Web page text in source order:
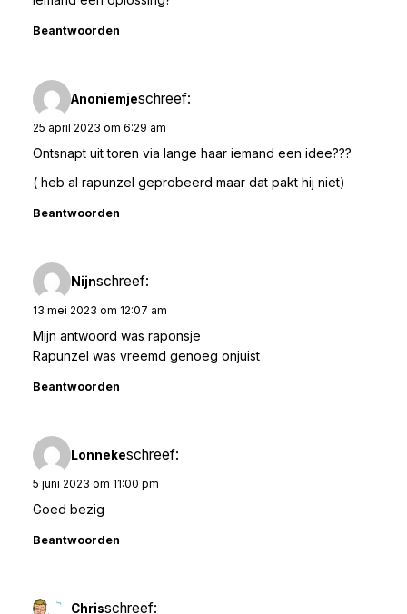
Beantwoorden
Anoniemjeschreef:
25 april 2023 om 6:29 am
Ontsnapt uit toren via lange haar iemand een idee???
( heb al rapunzel geprobeerd maar dat pakt hij niet)
Beantwoorden
Nijnschreef:
13 mei 2023 om 12:07 am
Mijn antwoord was raponsje
Rapunzel was vreemd genoeg onjuist
Beantwoorden
Lonnekeschreef:
5 juni 2023 om 11:00 pm
Goed bezig
Beantwoorden
Chrisschreef: